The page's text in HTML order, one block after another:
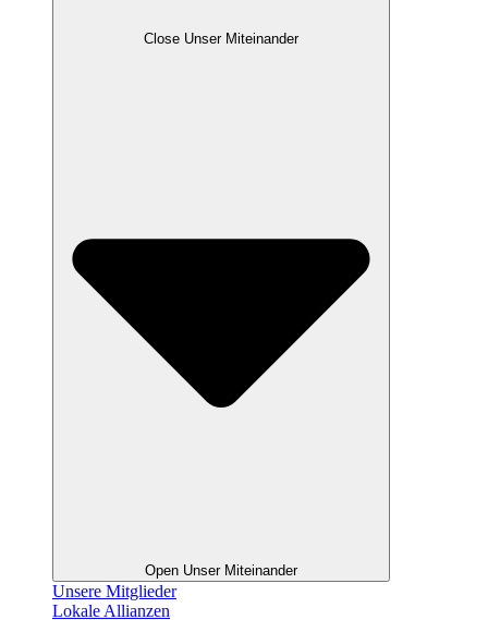
Close Unser Miteinander
Open Unser Miteinander
Unsere Mitglieder
Lokale Allianzen